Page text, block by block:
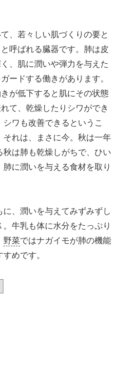
、若々しい肌づくりの要と
呼ばれる臓器です。肺は皮
、肌に潤いや弾力を与えた
ードする働きがあります。
が低下すると肌にその状態
て、乾燥したりシワができ
ワも改善できるというこ
れは、まさに今。秋は一年
は肺も乾燥しがちで、ひい
に潤いを与える食材を取り
、潤いを与えてみずみずし
牛乳も体に水分をたっぷり
野菜ではナガイモが肺の機能
めです。